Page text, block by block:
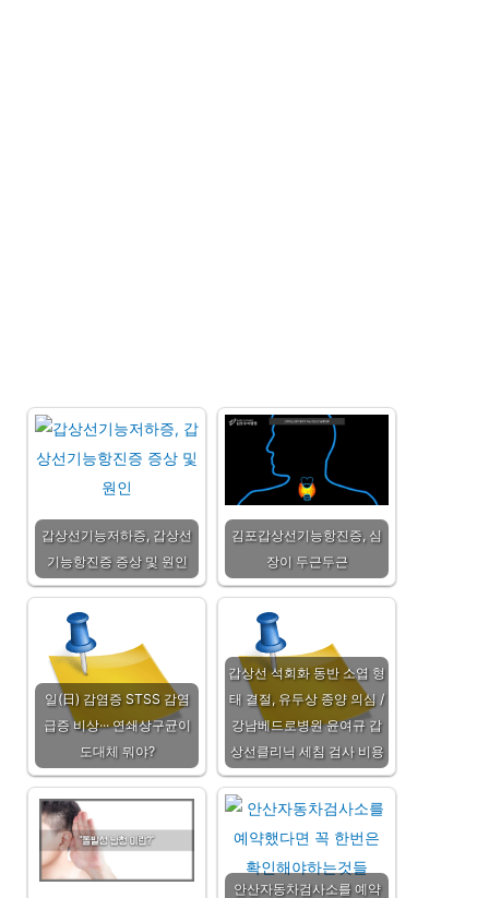
갑상선기능저하증, 갑상선
기능항진증 증상 및 원인
김포갑상선기능항진증, 심
장이 두근두근
일(日) 감염증 STSS 감염
급증 비상··· 연쇄상구균이
도대체 뭐야?
갑상선 석회화 동반 소엽 형
태 결절, 유두상 종양 의심 /
강남베드로병원 윤여규 갑
상선클리닉 세침 검사 비용
안산자동차검사소를 예약